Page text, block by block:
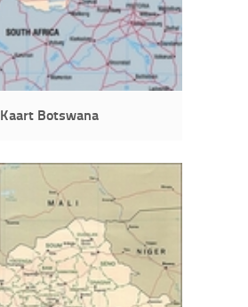
Kaart Botswana